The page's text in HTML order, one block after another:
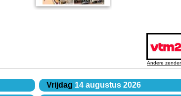
Andere
Vrijdag 14 augustus 2026